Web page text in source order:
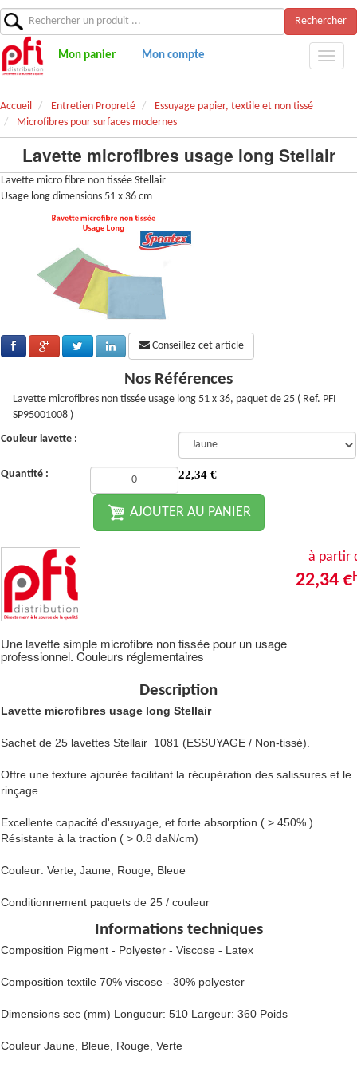
Rechercher
Mon panier Mon compte
Accueil Entretien Propreté
Essuyage papier, textile et non tissé
Microfibres pour surfaces modernes
Lavette microfibres usage long Stellair
Lavette micro fibre non tissée Stellair
Usage long dimensions 51 x 36 cm
Conseillez cet article
Nos Références
Lavette microfibres non tissée usage long 51 x 36, paquet de 25 ( Ref. PFI
SP95001008 )
Couleur lavette :
Quantité : 22,34 €
AJOUTER AU PANIER
à partir
22,34 €
Une lavette simple microfibre non tissée pour un usage
professionnel. Couleurs réglementaires
Description
Lavette microfibres usage long Stellair
Sachet de 25 lavettes Stellair 1081 (ESSUYAGE / Non-tissé).
Offre une texture ajourée facilitant la récupération des salissures et le
rinçage.
Excellente capacité d'essuyage, et forte absorption ( > 450% ).
Résistante à la traction ( > 0.8 daN/cm)
Couleur: Verte, Jaune, Rouge, Bleue
Conditionnement paquets de 25 / couleur
Informations techniques
Composition Pigment - Polyester - Viscose - Latex
Composition textile 70% viscose - 30% polyester
Dimensions sec (mm) Longueur: 510 Largeur: 360 Poids
Couleur Jaune, Bleue, Rouge, Verte